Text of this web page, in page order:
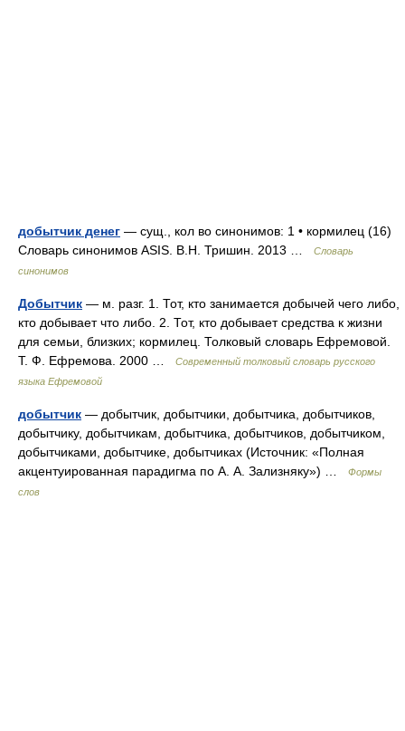
добытчик денег — сущ., кол во синонимов: 1 • кормилец (16)
Словарь синонимов ASIS. В.Н. Тришин. 2013 …
Словарь
синонимов
Добытчик — м. разг. 1. Тот, кто занимается добычей чего либо,
кто добывает что либо. 2. Тот, кто добывает средства к жизни
для семьи, близких; кормилец. Толковый словарь Ефремовой.
Т. Ф. Ефремова. 2000 …
Современный толковый словарь русского
языка Ефремовой
добытчик — добытчик, добытчики, добытчика, добытчиков,
добытчику, добытчикам, добытчика, добытчиков, добытчиком,
добытчиками, добытчике, добытчиках (Источник: «Полная
акцентуированная парадигма по А. А. Зализняку») …
Формы
слов